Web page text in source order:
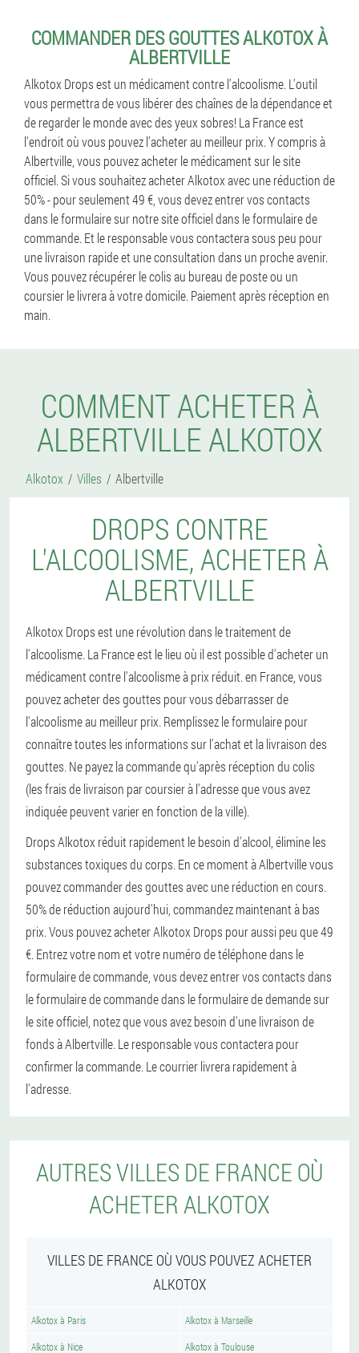
COMMANDER DES GOUTTES ALKOTOX À
ALBERTVILLE
Alkotox Drops est un médicament contre l'alcoolisme. L'outil
vous permettra de vous libérer des chaînes de la dépendance et
de regarder le monde avec des yeux sobres! La France est
l'endroit où vous pouvez l'acheter au meilleur prix. Y compris à
Albertville, vous pouvez acheter le médicament sur le site
officiel. Si vous souhaitez acheter Alkotox avec une réduction de
50% - pour seulement 49 €, vous devez entrer vos contacts
dans le formulaire sur notre site officiel dans le formulaire de
commande. Et le responsable vous contactera sous peu pour
une livraison rapide et une consultation dans un proche avenir.
Vous pouvez récupérer le colis au bureau de poste ou un
coursier le livrera à votre domicile. Paiement après réception en
main.
COMMENT ACHETER À
ALBERTVILLE ALKOTOX
Alkotox Villes Albertville
DROPS CONTRE
L'ALCOOLISME, ACHETER À
ALBERTVILLE
Alkotox Drops est une révolution dans le traitement de
l'alcoolisme. La France est le lieu où il est possible d'acheter un
médicament contre l'alcoolisme à prix réduit. en France, vous
pouvez acheter des gouttes pour vous débarrasser de
l'alcoolisme au meilleur prix. Remplissez le formulaire pour
connaître toutes les informations sur l'achat et la livraison des
gouttes. Ne payez la commande qu'après réception du colis
(les frais de livraison par coursier à l'adresse que vous avez
indiquée peuvent varier en fonction de la ville).
Drops Alkotox réduit rapidement le besoin d'alcool, élimine les
substances toxiques du corps. En ce moment à Albertville vous
pouvez commander des gouttes avec une réduction en cours.
50% de réduction aujourd'hui, commandez maintenant à bas
prix. Vous pouvez acheter Alkotox Drops pour aussi peu que 49
€. Entrez votre nom et votre numéro de téléphone dans le
formulaire de commande, vous devez entrer vos contacts dans
le formulaire de commande dans le formulaire de demande sur
le site officiel, notez que vous avez besoin d'une livraison de
fonds à Albertville. Le responsable vous contactera pour
confirmer la commande. Le courrier livrera rapidement à
l'adresse.
AUTRES VILLES DE FRANCE OÙ
ACHETER ALKOTOX
VILLES DE FRANCE OÙ VOUS POUVEZ ACHETER
ALKOTOX
Alkotox à Paris Alkotox à Marseille
Alkotox à Nice Alkotox à Toulouse